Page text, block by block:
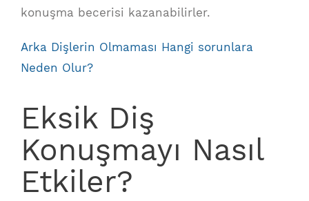
konuşma becerisi kazanabilirler.
Arka Dişlerin Olmaması Hangi sorunlara
Neden Olur?
Eksik Diş
Konuşmayı Nasıl
Etkiler?